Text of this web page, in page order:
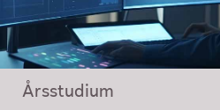
Årsstudium